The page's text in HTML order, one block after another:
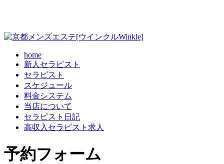
home
新人セラピスト
セラピスト
スケジュール
料金システム
当店について
セラピスト日記
高収入セラピスト求人
予約フォーム